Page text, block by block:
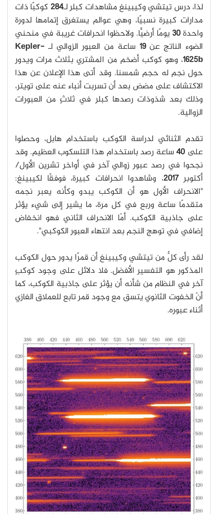
لذا، درس تيتشي وكيبينغ مشاهدات كبلر لـ284 كوكبًا ذات
مدارات كبيرة نسبيًا، وهي عوالم يستغرق إتمامها لدورة
واحدة30 يومًا أرضيًّا. ولاحظوا انحرافات غريبة في منحني
الضوء الناتج عن19 ساعة من العبور الزوالي لـ Kepler-
1625b، وهو كوكب أضخم من المشتري بثلاث مرات ويدور
حول نجم له حجم شمسنا. وقد أتى هذا الإعلان عن هذا
الاكتشاف على مضض بعد أن تسربت أنباء عنه على تويتر،
وذلك بعد شذوذات رصدها كبلر في ثلاثٍ من العبورات
الزوالية.
تقدم الثنائي لدراسة الكوكب باستخدام هابل، وحصلوا
على 40ساعة رصد باستخدام هذا التلسكوب العظيم. وقد
نجحوا في رصد عبور زوالي آخر في أواخر تشرين الأول/
أكتوبر2017، وشاهدوا انحرافات كبيرة، فوفقًا لكيبينغ:
"الانحراف الأول هو أن الكوكب يبدو وكأنه يعبر نجمه
متقدمًا ساعة وربع في كل مرة، ما يشير إلى شيء يؤثر
على جاذبية الكوكب. أمّا الانحراف الثاني فهو انخفاض
إضافي في توهج النجم بعد انتهاء العبور الكوكبي".
لقد رأى كلٌّ من تيتشي وكيبينغ أن قمرًا يدور حول الكوكب
المذكور هو التفسير الأفضل. فلا دلائل على وجود كوكبٍ
آخر في النظام من شأنه أن يؤثر على جاذبية الكوكب، كما
أنّ الخفوت الثانوي يتسق مع وجود قمر تابع للعملاق الغازي
أثناء عبوره.